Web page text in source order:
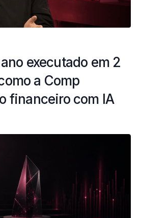
executado em 2
a Comp
financeiro com IA